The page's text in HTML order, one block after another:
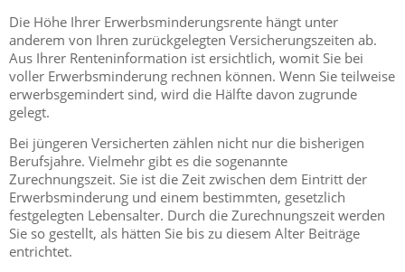
Die Höhe Ihrer Erwerbsminderungsrente hängt unter
anderem von Ihren zurückgelegten Versicherungszeiten ab.
Aus Ihrer Renteninformation ist ersichtlich, womit Sie bei
voller Erwerbsminderung rechnen können. Wenn Sie teilweise
erwerbsgemindert sind, wird die Hälfte davon zugrunde
gelegt.
Bei jüngeren Versicherten zählen nicht nur die bisherigen
Berufsjahre. Vielmehr gibt es die sogenannte
Zurechnungszeit. Sie ist die Zeit zwischen dem Eintritt der
Erwerbsminderung und einem bestimmten, gesetzlich
festgelegten Lebensalter. Durch die Zurechnungszeit werden
Sie so gestellt, als hätten Sie bis zu diesem Alter Beiträge
entrichtet.